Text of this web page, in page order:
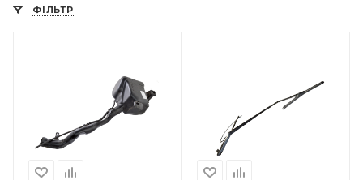
ФІЛЬТР